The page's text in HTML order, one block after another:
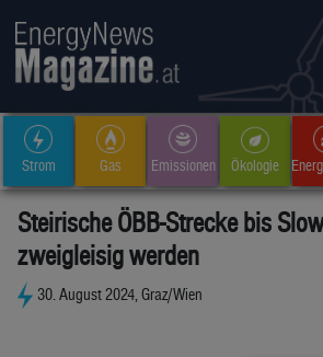
Strom Gas Emissionen Ökologie
Steirische ÖBB-Strecke bis
zweigleisig werden
30. August 2024, Graz/Wien